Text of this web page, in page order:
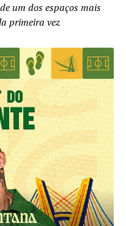
um dos espaços mais
primeira vez